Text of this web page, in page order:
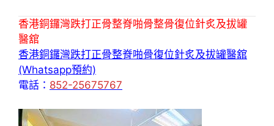
香港銅鑼灣跌打正骨整脊啪骨整骨復位針炙及拔罐
醫舘
香港銅鑼灣跌打正骨整脊啪骨復位針炙及拔罐醫舘
(Whatsapp預約)
電話： 852-25675767